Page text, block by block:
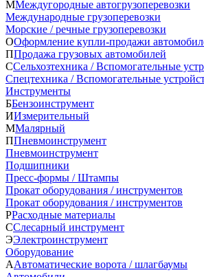
ММеждугородные автогрузоперевозки
Международные грузоперевозки
Морские / речные грузоперевозки
ООформление купли-продажи
ППродажа грузовых автомобилей
ССельхозтехника / Вспомогательные
Спецтехника / Вспомогательные
Инструменты
ББензоинструмент
ИИзмерительный
ММалярный
ППневмоинструмент
Пневмоинструмент
Подшипники
Пресс-формы / Штампы
Прокат оборудования / инструментов
Прокат оборудования / инструментов
РРасходные материалы
ССлесарный инструмент
ЭЭлектроинструмент
Оборудование
ААвтоматические ворота / шлагбаумы